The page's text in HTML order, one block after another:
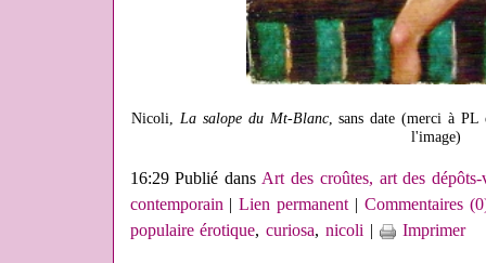
Nicoli, La salope du Mt-Blanc, sans date (merci à PL
l'image)
16:29 Publié dansArt des croûtes, art des dépôts-
contemporain|Lien permanent| Commentaires
populaire érotique,curiosa,nicoli | Imprimer